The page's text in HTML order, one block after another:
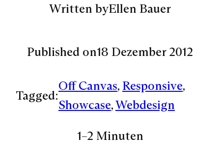
Written byEllen Bauer
Published on18 Dezember 2012
Tagged:
Off Canvas, Responsive
Showcase, Webdesign
1–2 Minuten